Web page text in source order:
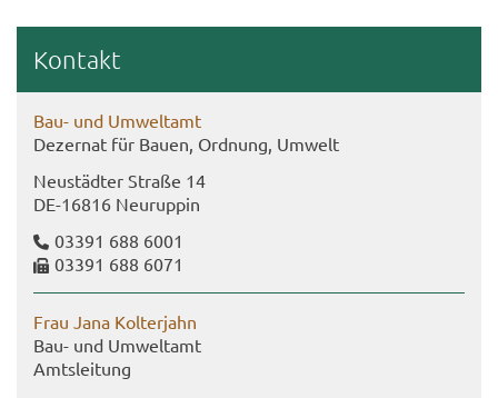
Kon­takt
Bau- und Um­welt­amt
De­zer­nat für Bauen, Ord­nung, Um­welt
Neu­städ­ter Stra­ße 14
DE-​16816 Neu­rup­pin
03391 688 6001
03391 688 6071
Frau Jana Kol­ter­jahn
Bau- und Um­welt­amt
Amts­lei­tung